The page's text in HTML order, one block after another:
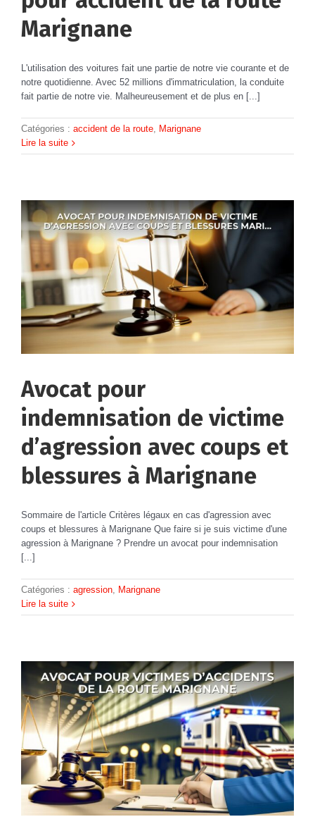
Marignane
L'utilisation des voitures fait une partie de notre vie courante et de
notre quotidienne. Avec 52 millions d'immatriculation, la conduite
fait partie de notre vie. Malheureusement et de plus en [...]
Catégories : accident de la route Marignane
Lire la suite
Avocat pour
indemnisation de victime
d’agression avec coups et
blessures à Marignane
Sommaire de l'article Critères légaux en cas d'agression avec
coups et blessures à Marignane Que faire si je suis victime d'une
agression à Marignane ? Prendre un avocat pour indemnisation
[...]
Catégories : agression, Marignane
Lire la suite